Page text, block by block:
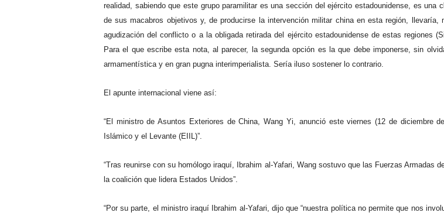
realidad, sabiendo que este grupo paramilitar es una sección del ejército estadounidense, es
de sus macabros objetivos y, de producirse la intervención militar china en esta región,
agudización del conflicto o a la obligada retirada del ejército estadounidense de estas regiones
Para el que escribe esta nota, al parecer, la segunda opción es la que debe imponerse, sin
armamentística y en gran pugna interimperialista. Sería iluso sostener lo contrario.
El apunte internacional viene así:
“El ministro de Asuntos Exteriores de China, Wang Yi, anunció este viernes (12 de diciembre
Islámico y el Levante (EIIL)”.
“Tras reunirse con su homólogo iraquí, Ibrahim al-Yafari, Wang sostuvo que las Fuerzas Armadas
la coalición que lidera Estados Unidos”.
“Por su parte, el ministro iraquí Ibrahim al-Yafari, dijo que “nuestra política no permite que nos